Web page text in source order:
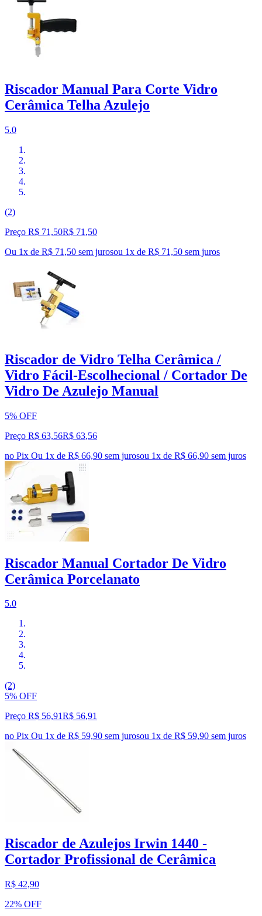
Riscador Manual Para Corte Vidro
Cerâmica Telha Azulejo
5.0
(2)
Preço R$ 71,50R$ 71 ,50
Ou 1x de R$ 71,50 sem jurosou 1x de R$ 71,50 sem juros
Riscador de Vidro Telha Cerâmica /
Vidro Fácil-Escolhecional / Cortador De
Vidro De Azulejo Manual
5% OFF
Preço R$ 63,56R$ 63,56
no Pix Ou 1x de R$ 66,90 sem jurosou 1x de R$ 66,90 sem juros
Riscador Manual Cortador De Vidro
Cerâmica Porcelanato
5.0
(2)
5% OFF
Preço R$ 56,91R$ 56,91
no Pix Ou 1x de R$ 59,90 sem jurosou 1x de R$ 59,90 sem juros
Riscador de Azulejos Irwin 1440 -
Cortador Profissional de Cerâmica
R$ 42,90
22% OFF